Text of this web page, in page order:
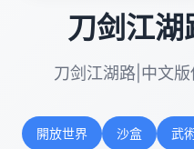
刀剑江
刀剑江湖路|中文
開放世界 沙盒 武